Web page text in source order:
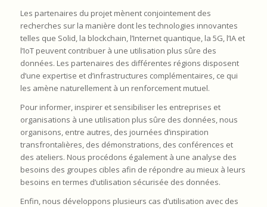
Les partenaires du projet mènent conjointement des
recherches sur la manière dont les technologies innovantes
telles que Solid, la blockchain, l’Internet quantique, la 5G, l’IA et
l’IoT peuvent contribuer à une utilisation plus sûre des
données. Les partenaires des différentes régions disposent
d’une expertise et d’infrastructures complémentaires, ce qui
les amène naturellement à un renforcement mutuel.
Pour informer, inspirer et sensibiliser les entreprises et
organisations à une utilisation plus sûre des données, nous
organisons, entre autres, des journées d’inspiration
transfrontalières, des démonstrations, des conférences et
des ateliers. Nous procédons également à une analyse des
besoins des groupes cibles afin de répondre au mieux à leurs
besoins en termes d’utilisation sécurisée des données.
Enfin, nous développons plusieurs cas d’utilisation avec des